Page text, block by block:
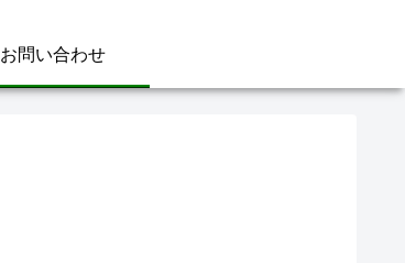
お問い合わせ